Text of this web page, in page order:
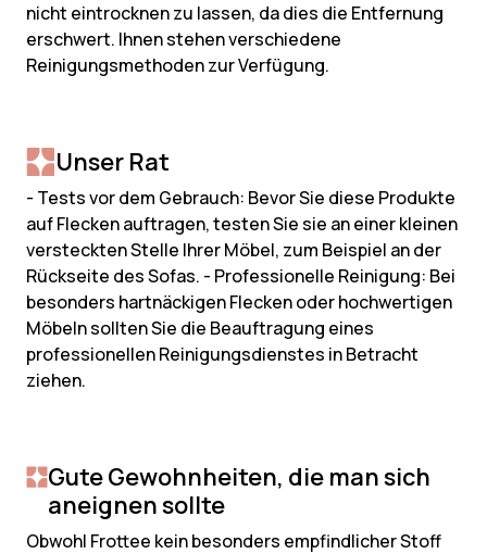
nicht eintrocknen zu lassen, da dies die Entfernung
erschwert. Ihnen stehen verschiedene
Reinigungsmethoden zur Verfügung.
Unser Rat
- Tests vor dem Gebrauch: Bevor Sie diese Produkte
auf Flecken auftragen, testen Sie sie an einer kleinen
versteckten Stelle Ihrer Möbel, zum Beispiel an der
Rückseite des Sofas. - Professionelle Reinigung: Bei
besonders hartnäckigen Flecken oder hochwertigen
Möbeln sollten Sie die Beauftragung eines
professionellen Reinigungsdienstes in Betracht
ziehen.
Gute Gewohnheiten, die man sich
aneignen sollte
Obwohl Frottee kein besonders empfindlicher Stoff